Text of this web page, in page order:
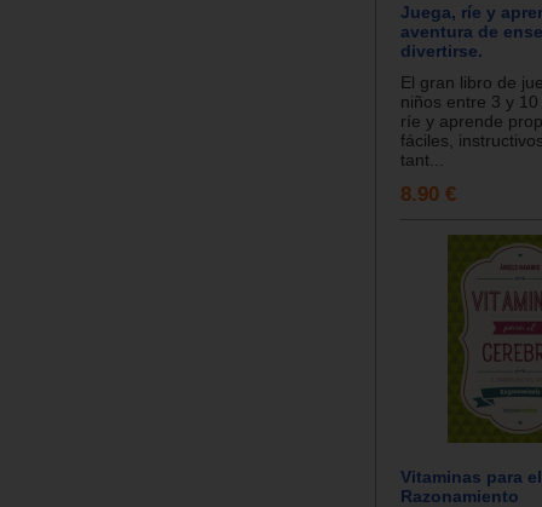
Juega, ríe y
aventura de
divertirse.
El gran libro de
niños entre 3 y
ríe y aprende
fáciles,
tant...
8.90 €
Vitaminas para
Razonamiento